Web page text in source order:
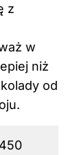
z
w
niż
od